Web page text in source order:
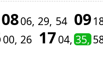
0806 29 54 09
00 26 1704 35